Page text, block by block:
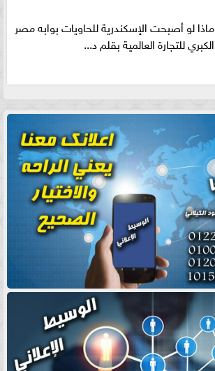
ماذا لو أصبحت الإسكندرية للحاويات بوابه مصر
الكبري للتجارة العالمية بقلم د...